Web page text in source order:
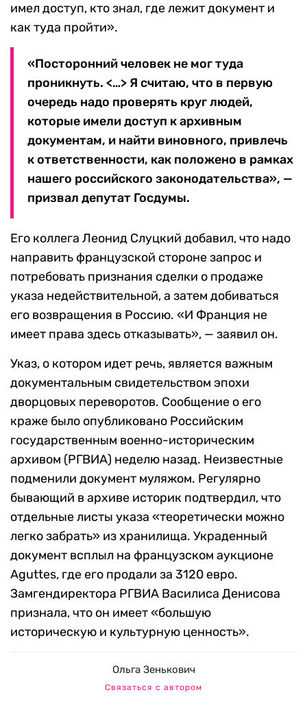
имел доступ, кто знал, где лежит документ и
как туда пройти».
«Посторонний человек не мог туда
проникнуть. <…> Я считаю, что в первую
очередь надо проверять круг людей,
которые имели доступ к архивным
документам, и найти виновного, привлечь
к ответственности, как положено в рамках
нашего российского законодательства», —
призвал депутат Госдумы.
Его коллега Леонид Слуцкий добавил, что надо
направить французской стороне запрос и
потребовать признания сделки о продаже
указа недействительной, а затем добиваться
его возвращения в Россию. «И Франция не
имеет права здесь отказывать», — заявил он.
Указ, о котором идет речь, является важным
документальным свидетельством эпохи
дворцовых переворотов. Сообщение о его
краже было опубликовано Российским
государственным военно-историческим
архивом (РГВИА) неделю назад. Неизвестные
подменили документ муляжом. Регулярно
бывающий в архиве историк подтвердил, что
отдельные листы указа «теоретически можно
легко забрать» из хранилища. Украденный
документ всплыл на французском аукционе
Aguttes, где его продали за 3120 евро.
Замгендиректора РГВИА Василиса Денисова
признала, что он имеет «большую
историческую и культурную ценность».
Ольга Зенькович
Связаться с автором